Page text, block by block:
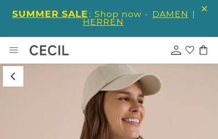
SUMMER SALE : Shop now - DAMEN |
HERREN